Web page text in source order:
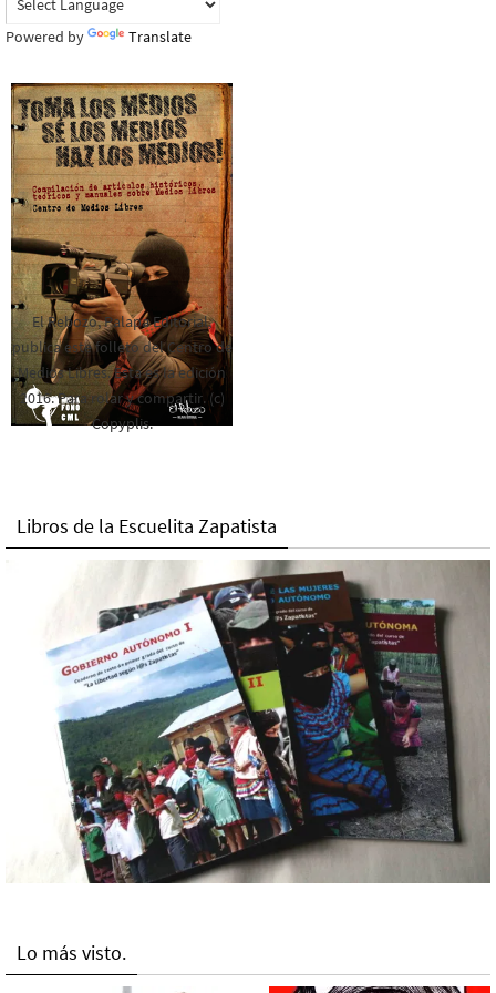
Powered by Translate
El Rebozo, Palapa Editorial,
publica este folleto del Centro de
Medios Libres. Esta es la edición
2016. Para rolar y compartir. (c)
Copyplis.
Libros de la Escuelita Zapatista
Lo más visto.